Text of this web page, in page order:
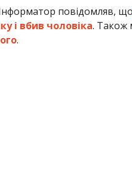
повідомляв, що
і вбив чоловіка. Також
.